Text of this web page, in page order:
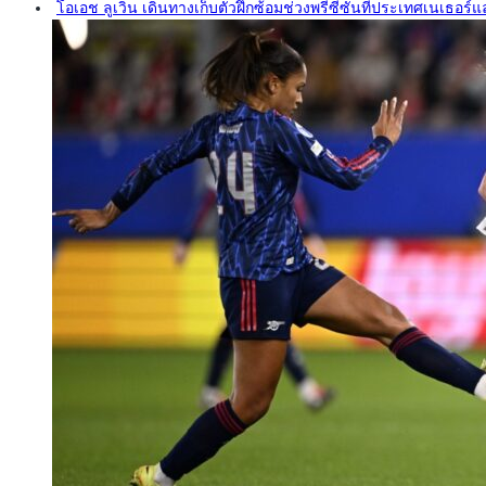
โอเอช ลูเวิน เดินทางเก็บตัวฝึกซ้อมช่วงพรีซีซั่นที่ประเทศเนเธอร์